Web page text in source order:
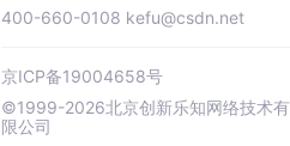
400-660-0108 kefu@csdn.net
京ICP备19004658号
©1999-2026北京创新乐知网络技术有
限公司